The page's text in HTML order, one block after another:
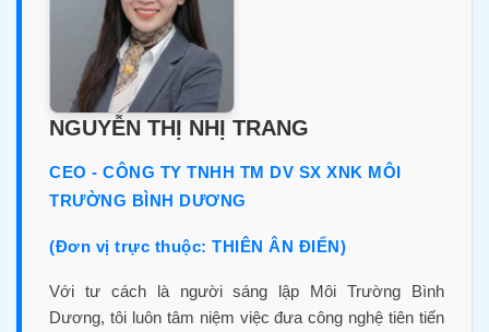
NGUYỄN THỊ NHỊ TRANG
CEO - CÔNG TY TNHH TM DV SX XNK MÔI
TRƯỜNG BÌNH DƯƠNG
(Đơn vị trực thuộc: THIÊN ÂN ĐIỂN)
Với tư cách là người sáng lập Môi Trường Bình
Dương, tôi luôn tâm niệm việc đưa công nghệ tiên tiến